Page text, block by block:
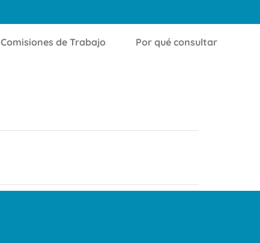
Comisiones de Trabajo Por qué consultar